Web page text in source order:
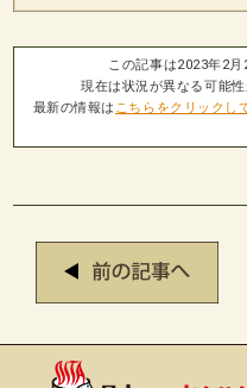
この記事は2023年2月
現在は状況が異なる可能
最新の情報は こちらをクリックし